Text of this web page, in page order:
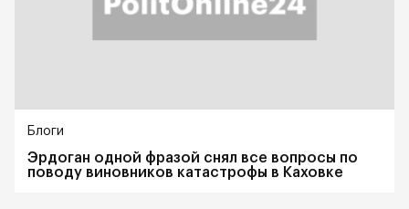
Блоги
Эрдоган одной фразой снял все вопросы по
поводу виновников катастрофы в Каховке